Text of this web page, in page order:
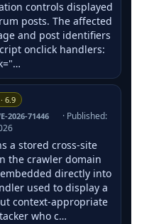
controls displayed
posts. The affected
and post identifiers
onclick handlers:
6.9
2026-71446
· Published:
a stored cross-site
the crawler domain
directly into
used to display a
context-appropriate
who c…